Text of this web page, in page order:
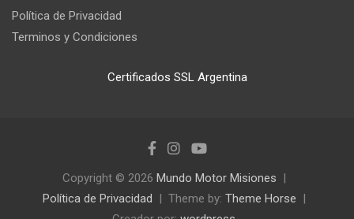
Política de Privacidad
Terminos y Condiciones
Certificados SSL Argentina
Copyright © 2026 Mundo Motor Misiones
Política de Privacidad
Theme by: Theme Horse